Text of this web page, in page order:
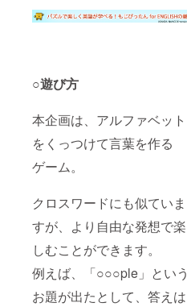
○遊び方
本企画は、アルファベット
をくっつけて言葉を作る
ゲーム。
クロスワードにも似ていま
すが、より自由な発想で楽
しむことができます。
例えば、「○○○ple」という
お題が出たとして、答えは